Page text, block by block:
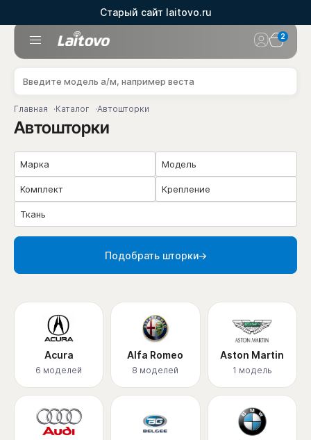
Старый сайт laitovo.ru
2
Главная Каталог Автошторки
Автошторки
Марка Модель
Комплект Крепление
Ткань
Подобрать шторки
Acura
6 моделей
Alfa Romeo
8 моделей
Aston Martin
1 модель